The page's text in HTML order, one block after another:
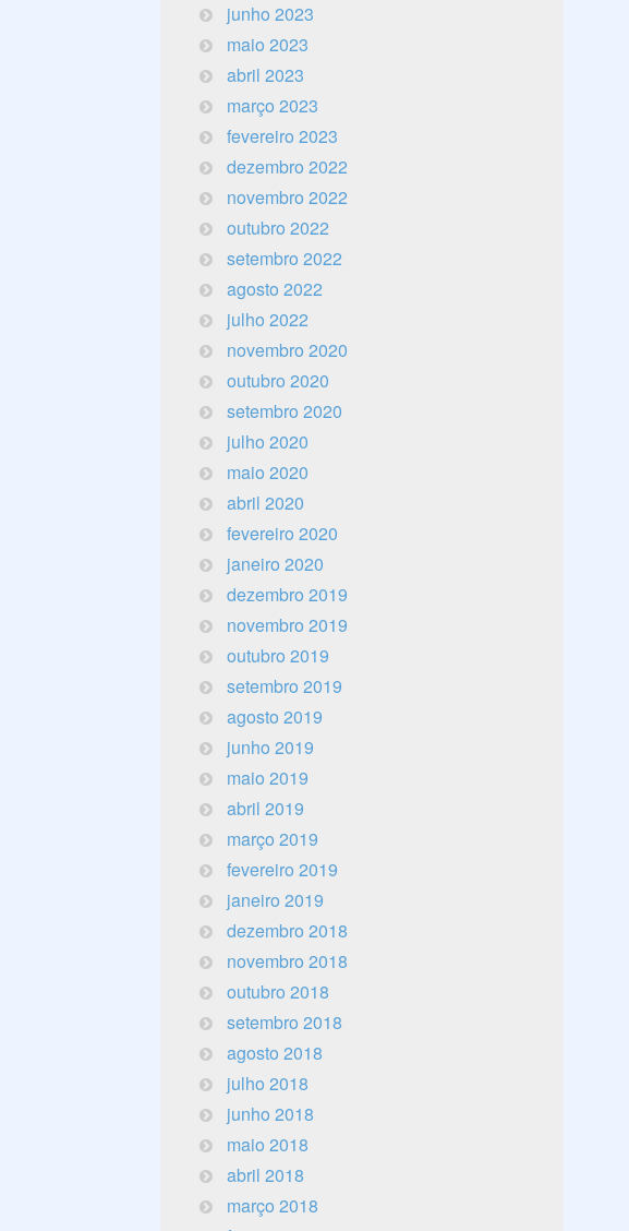
junho 2023
maio 2023
abril 2023
março 2023
fevereiro 2023
dezembro 2022
novembro 2022
outubro 2022
setembro 2022
agosto 2022
julho 2022
novembro 2020
outubro 2020
setembro 2020
julho 2020
maio 2020
abril 2020
fevereiro 2020
janeiro 2020
dezembro 2019
novembro 2019
outubro 2019
setembro 2019
agosto 2019
junho 2019
maio 2019
abril 2019
março 2019
fevereiro 2019
janeiro 2019
dezembro 2018
novembro 2018
outubro 2018
setembro 2018
agosto 2018
julho 2018
junho 2018
maio 2018
abril 2018
março 2018